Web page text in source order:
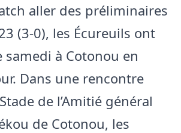
aller des préliminaires
(3-0), les Écureuils ont
samedi à Cotonou en
Dans une rencontre
de l’Amitié général
de Cotonou, les